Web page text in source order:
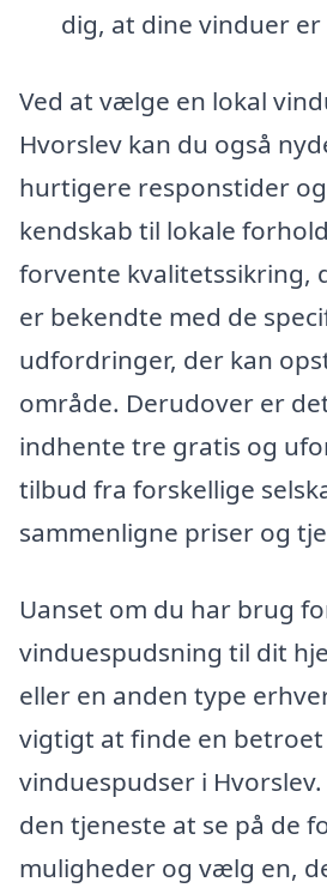
dig, at dine vinduer
Ved at vælge en lokal
Hvorslev kan du også
hurtigere responstider
kendskab til lokale
forvente kvalitetssikring,
er bekendte med de
udfordringer, der kan
område. Derudover er
indhente tre gratis og
tilbud fra forskellige
sammenligne priser og
Uanset om du har brug
vinduespudsning til dit
eller en anden type
vigtigt at finde en
vinduespudser i
den tjeneste at se på de
muligheder og vælg en,